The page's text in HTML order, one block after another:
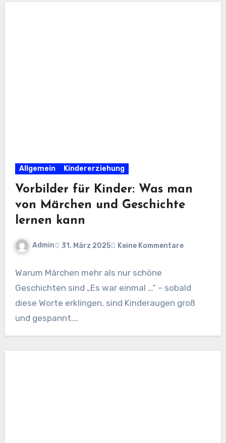
Allgemein Kindererziehung
Vorbilder für Kinder: Was man
von Märchen und Geschichte
lernen kann
Admin 31. März 2025 Keine Kommentare
Warum Märchen mehr als nur schöne
Geschichten sind „Es war einmal …“ – sobald
diese Worte erklingen, sind Kinderaugen groß
und gespannt.…